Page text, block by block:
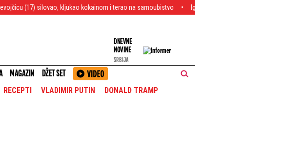
kljukao kokainom i terao na samoubistvo Igrao se "GTA" po beogradskim parkinzima:
DNEVNE
NOVINE
SRBIJA
MAGAZIN DŽET SET
RECEPTI VLADIMIR PUTIN DONALD TRAMP